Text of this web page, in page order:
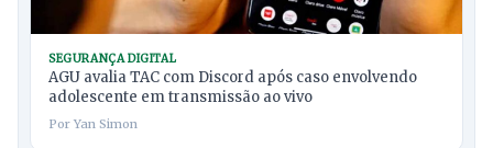
SEGURANÇA DIGITAL
AGU avalia TAC com Discord após caso envolvendo
adolescente em transmissão ao vivo
Por Yan Simon